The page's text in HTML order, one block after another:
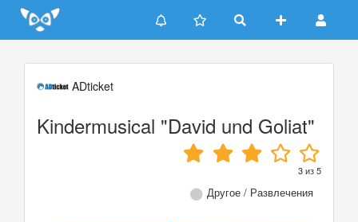
Update cookies preferences
ADticket
Kindermusical "David und Goliat"
3из5
Другое / Развлечения